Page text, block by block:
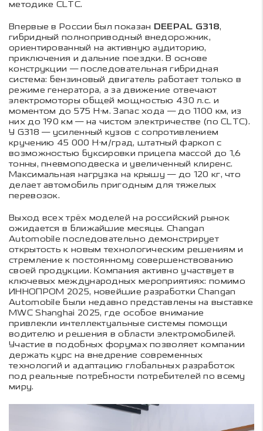
методике CLTC.
Впервые в России был показан DEEPAL G318,
гибридный полноприводный внедорожник,
ориентированный на активную аудиторию,
приключения и дальние поездки. В основе
конструкции — последовательная гибридная
система: бензиновый двигатель работает только в
режиме генератора, а за движение отвечают
электромоторы общей мощностью 430 л.с. и
моментом до 575 Н·м. Запас хода — до 1100 км, из
них до 190 км — на чистом электричестве (по CLTC).
У G318 — усиленный кузов с сопротивлением
кручению 45 000 Н·м/град, штатный фаркоп с
возможностью буксировки прицепа массой до 1,6
тонны, пневмоподвеска и увеличенный клиренс.
Максимальная нагрузка на крышу — до 120 кг, что
делает автомобиль пригодным для тяжелых
перевозок.
Выход всех трёх моделей на российский рынок
ожидается в ближайшие месяцы. Changan
Automobile последовательно демонстрирует
открытость к новым технологическим решениям и
стремление к постоянному совершенствованию
своей продукции. Компания активно участвует в
ключевых международных мероприятиях: помимо
ИННОПРОМ 2025, новейшие разработки Changan
Automobile были недавно представлены на выставке
MWC Shanghai 2025, где особое внимание
привлекли интеллектуальные системы помощи
водителю и решения в области электромобилей.
Участие в подобных форумах позволяет компании
держать курс на внедрение современных
технологий и адаптацию глобальных разработок
под реальные потребности потребителей по всему
миру.